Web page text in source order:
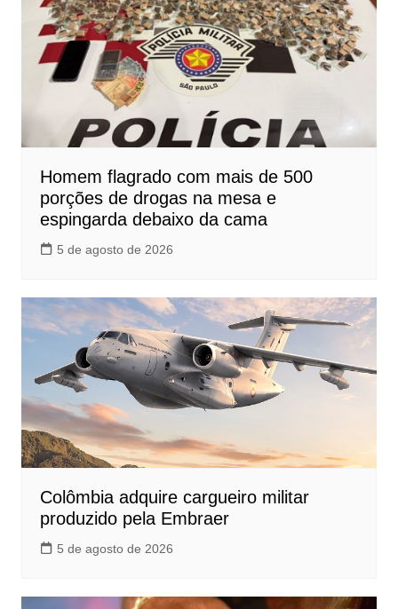
Homem flagrado com mais de 500
porções de drogas na mesa e
espingarda debaixo da cama
5 de agosto de 2026
Colômbia adquire cargueiro militar
produzido pela Embraer
5 de agosto de 2026